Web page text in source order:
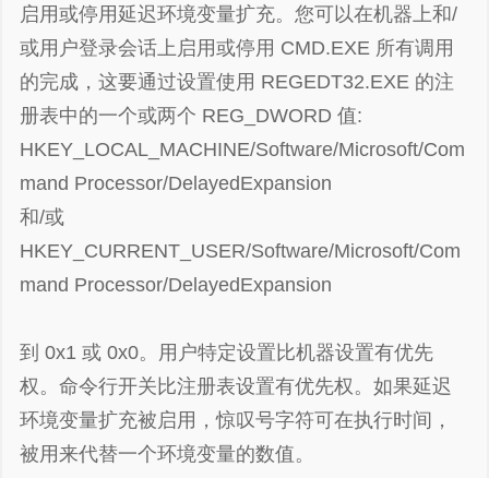
启用或停用延迟环境变量扩充。您可以在机器上和/
或用户登录会话上启用或停用 CMD.EXE 所有调用
的完成，这要通过设置使用 REGEDT32.EXE 的注
册表中的一个或两个 REG_DWORD 值:
HKEY_LOCAL_MACHINE/Software/Microsoft/Com
mand Processor/DelayedExpansion
和/或
HKEY_CURRENT_USER/Software/Microsoft/Com
mand Processor/DelayedExpansion
到 0x1 或 0x0。用户特定设置比机器设置有优先
权。命令行开关比注册表设置有优先权。如果延迟
环境变量扩充被启用，惊叹号字符可在执行时间，
被用来代替一个环境变量的数值。